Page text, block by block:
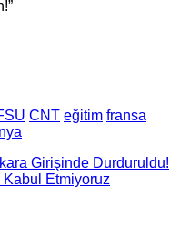
CNT eğitim fransa
Girişinde Durduruldu!
Kabul Etmiyoruz